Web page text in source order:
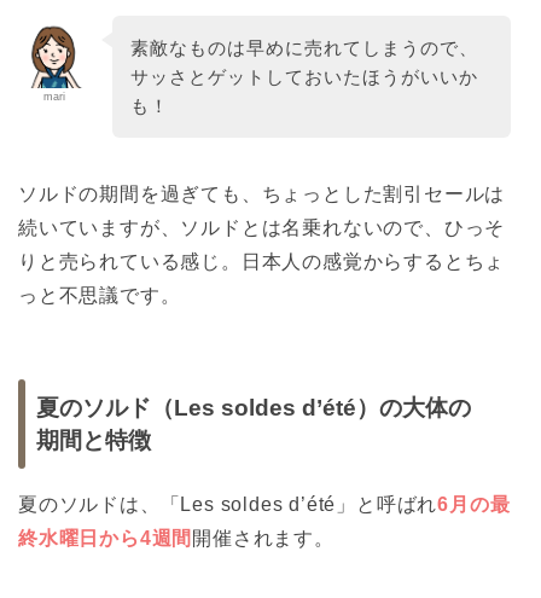
mari
素敵なものは早めに売れてしまうので、
サッさとゲットしておいたほうがいいか
も！
ソルドの期間を過ぎても、ちょっとした割引セールは
続いていますが、ソルドとは名乗れないので、ひっそ
りと売られている感じ。日本人の感覚からするとちょ
っと不思議です。
夏のソルド（Les soldes d’été）の大体の
期間と特徴
夏のソルドは、「Les soldes d’été」と呼ばれ6月の最
終水曜日から4週間 開催されます。